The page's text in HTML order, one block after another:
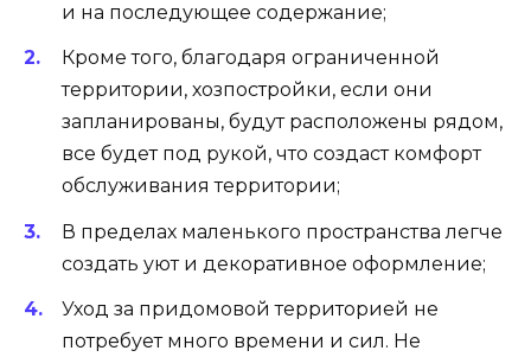
и на последующее содержание;
Кроме того, благодаря ограниченной
территории, хозпостройки, если они
запланированы, будут расположены рядом,
все будет под рукой, что создаст комфорт
обслуживания территории;
В пределах маленького пространства легче
создать уют и декоративное оформление;
Уход за придомовой территорией не
потребует много времени и сил. Не